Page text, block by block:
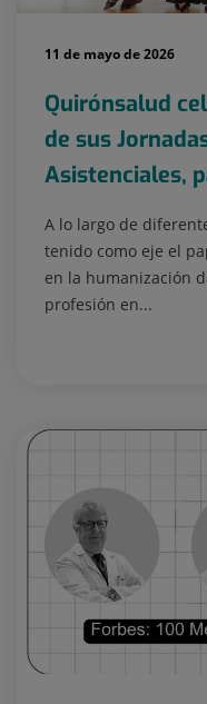
11 de mayo de 2026
Quirónsalud
de sus
Asistenciales,
A lo largo de
tenido como eje el
en la humanización
profesión en...